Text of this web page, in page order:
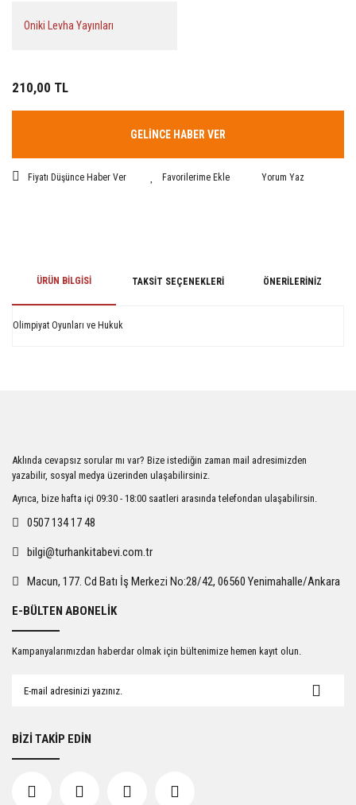
Oniki Levha Yayınları
210,00 TL
GELİNCE HABER VER
Fiyatı Düşünce Haber Ver Yorum Yaz
ÜRÜN BILGISI TAKSIT SEÇENEKLERI ÖNERILERINIZ
Olimpiyat Oyunları ve Hukuk
Ürün açıklamasında eksik bilgiler bulunuyor.
Ürün bilgilerinde hatalar bulunuyor.
Ürün fiyatı diğer sitelerden daha pahalı.
Gönder
Aklında cevapsız sorular mı var? Bize istediğin zaman mail adresimizden
yazabilir, sosyal medya üzerinden ulaşabilirsiniz.
Ayrıca, bize hafta içi 09:30 - 18:00 saatleri arasında telefondan ulaşabilirsin.
0507 134 17 48
bilgi@turhankitabevi.com.tr
Macun, 177. Cd Batı İş Merkezi No:28/42, 06560 Yenimahalle/Ankara
E-BÜLTEN ABONELİK
Kampanyalarımızdan haberdar olmak için bültenimize hemen kayıt olun.
BİZİ TAKİP EDİN